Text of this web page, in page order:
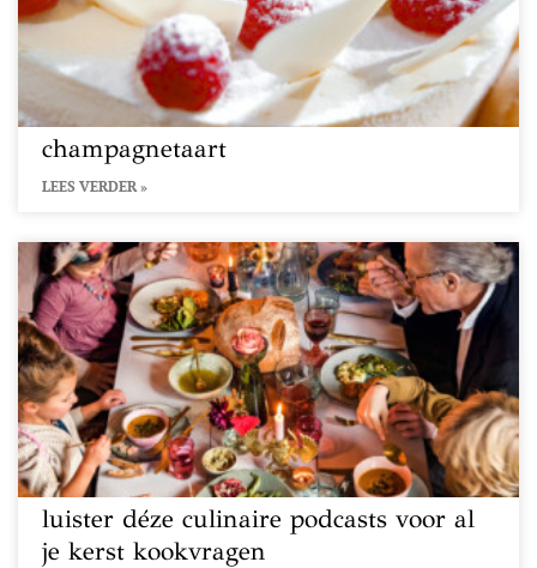
champagnetaart
LEES VERDER »
luister déze culinaire podcasts voor al
je kerst kookvragen